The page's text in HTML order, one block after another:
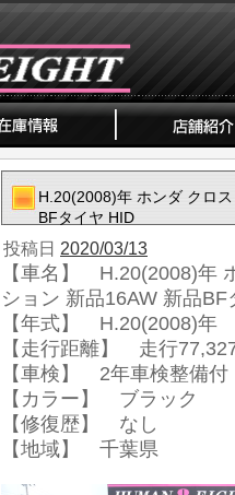
H.20(2008)年 ホンダ クロ
BFタイヤ HID
投稿日 2020/03/13
【車名】 H.20(2008)年
ション 新品16AW 新品BF
【年式】 H.20(2008)年
【走行距離】 走行
【車検】 2年車検整備付
【カラー】 ブラック
【修復歴】 なし
【地域】 千葉県